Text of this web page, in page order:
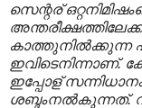
സെന്റര്
കാത്തുനില്‍ക്കുന്ന
ഇവിടെനിന്നാണ്.
ഇപ്പോള്
ശബ്ദംനല്‍കുന്നത്.